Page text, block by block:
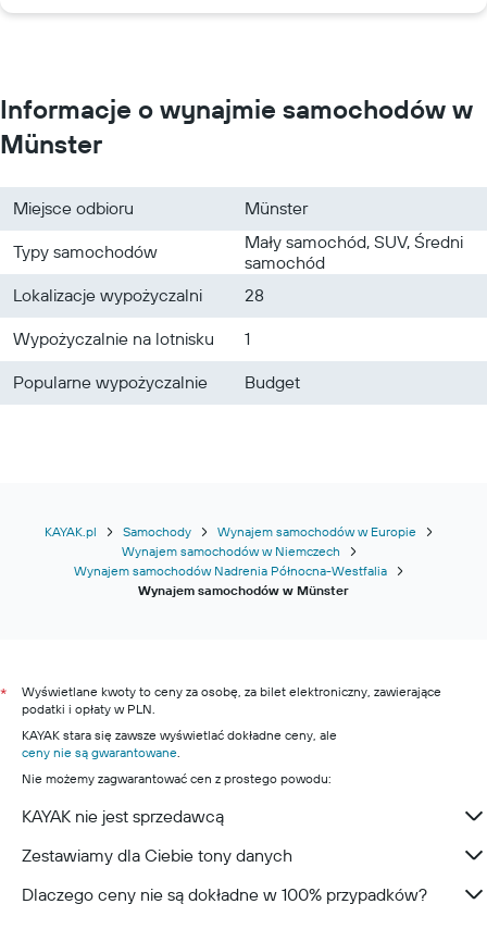
Informacje o wynajmie samochodów w
Münster
Miejsce odbioru
Münster
Typy samochodów
Mały samochód, SUV, Średni
samochód
Lokalizacje wypożyczalni
28
Wypożyczalnie na lotnisku
1
Popularne wypożyczalnie
Budget
KAYAK.pl Samochody
Wynajem samochodów w Europie
Wynajem samochodów w Niemczech
Wynajem samochodów Nadrenia Północna-Westfalia
Wynajem samochodów w Münster
*
Wyświetlane kwoty to ceny za osobę, za bilet elektroniczny, zawierające
podatki i opłaty w PLN.
KAYAK stara się zawsze wyświetlać dokładne ceny, ale
ceny nie są gwarantowane
Nie możemy zagwarantować cen z prostego powodu:
KAYAK nie jest sprzedawcą
Zestawiamy dla Ciebie tony danych
Dlaczego ceny nie są dokładne w 100% przypadków?